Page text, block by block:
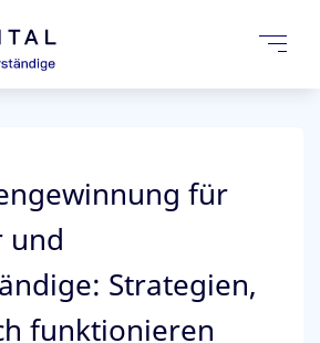
für
und
Strategien,
funktionieren